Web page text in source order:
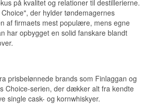
Ruinerne står der stadig, et par kilometer fra det
destilleri, ingen vil sætte navn på.
Se hele vores udvalg afFinlaggan
Lyt til vores podcast:
vedholdende askefornemmelse, der minder om
en netop slukket bålplads.
Specifikationer
Navn: Ileach Peaty Single Islay Malt Whisky
ABV: 40%
Størrelse: 70 CL
EAN nr.: 5024720700007
på kvalitet og relationer til destillerierne.
der hylder tøndemagernes
af firmaets mest populære, mens egne
har opbygget en solid fanskare blandt
prisbelønnede brands som Finlaggan og
Choice-serien, der dækker alt fra kendte
single cask- og kornwhiskyer.